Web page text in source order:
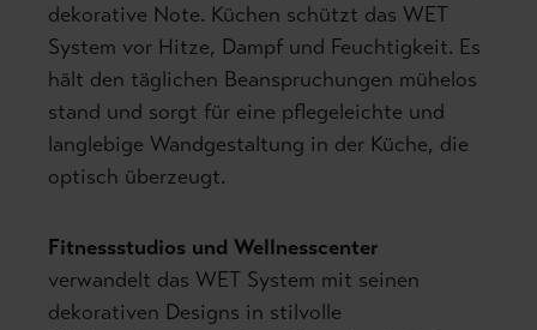
dekorative Note. Küchen schützt das WET
System vor Hitze, Dampf und Feuchtigkeit. Es
hält den täglichen Beanspruchungen mühelos
stand und sorgt für eine pflegeleichte und
langlebige Wandgestaltung in der Küche, die
optisch überzeugt.
Fitnessstudios und Wellnesscenter
verwandelt das WET System mit seinen
dekorativen Designs in stilvolle